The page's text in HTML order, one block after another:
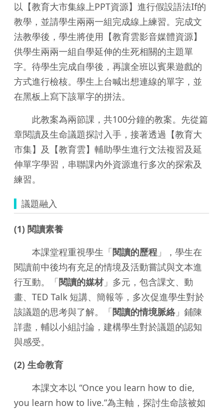
以【教育大市集線上PPT資源】進行假設語法If的
教學，並請學生兩兩一組完成線上練習。完成文
法教學後，學生將使用【教育雲影音媒體資源】
供學生兩兩一組自學延伸的生死相關的主題單
字。待學生完成自學後，再讓全班以賓果遊戲的
方式進行檢核。學生上台喊出想連線的單字，並
在黑板上寫下該單字的拼法。
此教案為兩節課，共100分鐘的教案。先從篇
章閱讀及生命議題探討入手，接著透過【教育大
市集】及【教育雲】輔助學生進行文法複習及延
伸單字學習，串聯課內外資源進行多次的探索及
練習。
議題融入
(1) 閱讀素養
本課堂程重視學生「閱讀的歷程 」，學生在
閱讀前中後均有充足的情境及活動嘗試與文本進
行互動。「閱讀的媒材」多元，包含課文、動
畫、TED Talk 短講、簡報等，多次促進學生對於
該議題的思考與了解。「閱讀的情境脈絡」鋪陳
詳盡，輔以小組討論，建構學生對於議題的認知
與感受。
(2) 生命教育
本課文本以 “Once you learn how to die,
you learn how to live.”為主軸，探討生命該被如